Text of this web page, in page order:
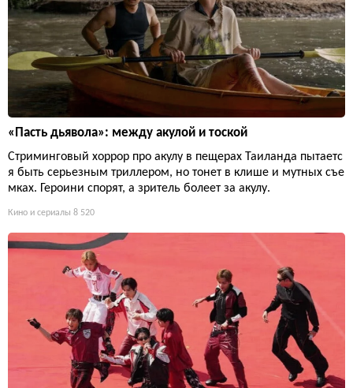
«Пасть дьявола»: между акулой и тоской
Стриминговый хоррор про акулу в пещерах Таиланда пытаетс
я быть серьезным триллером, но тонет в клише и мутных съе
мках. Героини спорят, а зритель болеет за акулу.
Кино и сериалы 8 520